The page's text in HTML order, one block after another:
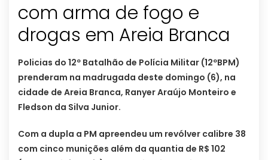
com arma de fogo e
Policias do 12º Batalhão de Polícia Militar (12ºBPM)
prenderam na madrugada deste domingo (6), na
cidade de Areia Branca, Ranyer Araújo Monteiro e
Fledson da Silva Junior.
Com a dupla a PM apreendeu um revólver calibre 38
com cinco munições além da quantia de R$ 102